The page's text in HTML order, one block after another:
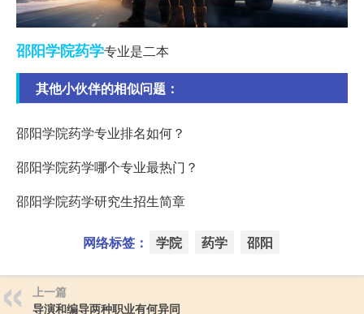
邵阳学院药学专业是二本
其他小伙伴的相似问题：
邵阳学院药学专业排名如何？
邵阳学院药学哪个专业最热门？
邵阳学院药学研究生招生简章
网络标签： 学院 药学 邵阳
上一篇
导演和编导两种职业有何异同